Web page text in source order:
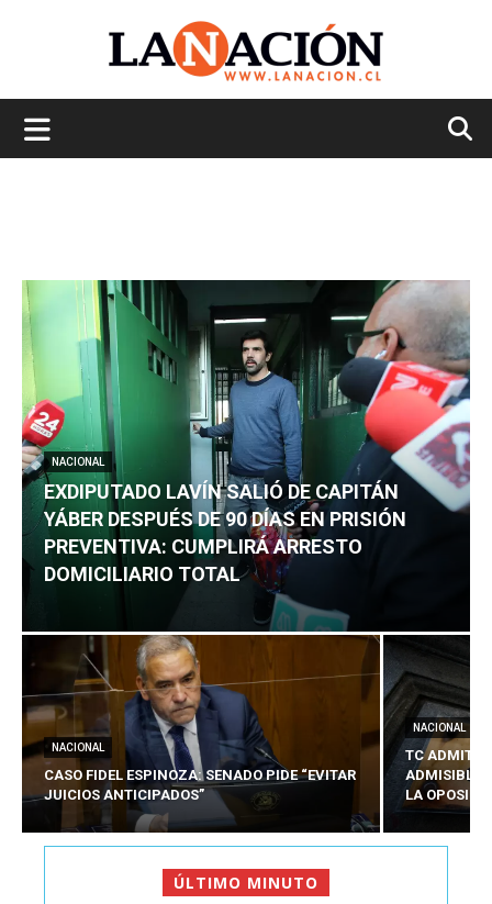
NACIONAL
EXDIPUTADO LAVÍN SALIÓ DE CAPITÁN
YÁBER DESPUÉS DE 90 DÍAS EN PRISIÓN
PREVENTIVA: CUMPLIRÁ ARRESTO
DOMICILIARIO TOTAL
NACIONAL
CASO FIDEL ESPINOZA: SENADO PIDE “EVITAR
JUICIOS ANTICIPADOS”
NACIONAL
TC ADMITE
ADMISIBLES
LA
ÚLTIMO MINUTO